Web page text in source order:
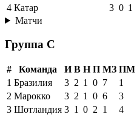
4 Катар 3 0 1
Матчи
Группа C
# Команда И В Н П МЗ ПМ
1 Бразилия 3 2 1 0 7 1
2 Марокко 3 2 1 0 6 3
3 Шотландия 3 1 0 2 1 4